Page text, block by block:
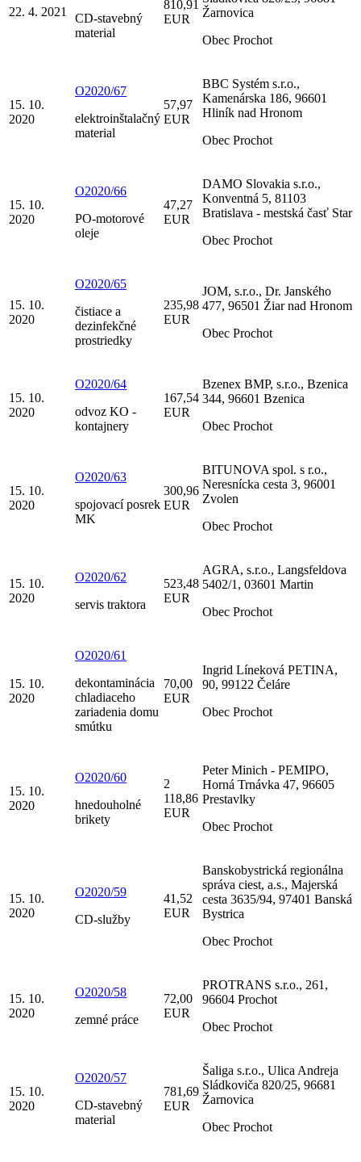
22. 4. 2021
CD-stavebný
material
810,91
EUR
Žarnovica
Obec Prochot
15. 10.
2020
O2020/67
elektroinštalačný
material
57,97
EUR
BBC Systém s.r.o.,
Kamenárska 186, 96601
Hliník nad Hronom
Obec Prochot
15. 10.
2020
O2020/66
PO-motorové
oleje
47,27
EUR
DAMO Slovakia s.r.o.,
Konventná 5, 81103
Bratislava - mestská časť Star
Obec Prochot
15. 10.
2020
O2020/65
čistiace a
dezinfekčné
prostriedky
235,98
EUR
JOM, s.r.o., Dr. Janského
477, 96501 Žiar nad Hronom
Obec Prochot
15. 10.
2020
O2020/64
odvoz KO -
kontajnery
167,54
EUR
Bzenex BMP, s.r.o., Bzenica
344, 96601 Bzenica
Obec Prochot
15. 10.
2020
O2020/63
spojovací posrek
MK
300,96
EUR
BITUNOVA spol. s r.o.,
Neresnícka cesta 3, 96001
Zvolen
Obec Prochot
15. 10.
2020
O2020/62
servis traktora
523,48
EUR
AGRA, s.r.o., Langsfeldova
5402/1, 03601 Martin
Obec Prochot
15. 10.
2020
O2020/61
dekontaminácia
chladiaceho
zariadenia domu
smútku
70,00
EUR
Ingrid Líneková PETINA,
90, 99122 Čeláre
Obec Prochot
15. 10.
2020
O2020/60
hnedouholné
brikety
2
118,86
EUR
Peter Minich - PEMIPO,
Horná Trnávka 47, 96605
Prestavlky
Obec Prochot
15. 10.
2020
O2020/59
CD-služby
41,52
EUR
Banskobystrická regionálna
správa ciest, a.s., Majerská
cesta 3635/94, 97401 Banská
Bystrica
Obec Prochot
15. 10.
2020
O2020/58
zemné práce
72,00
EUR
PROTRANS s.r.o., 261,
96604 Prochot
Obec Prochot
15. 10.
2020
O2020/57
CD-stavebný
material
781,69
EUR
Šaliga s.r.o., Ulica Andreja
Sládkoviča 820/25, 96681
Žarnovica
Obec Prochot